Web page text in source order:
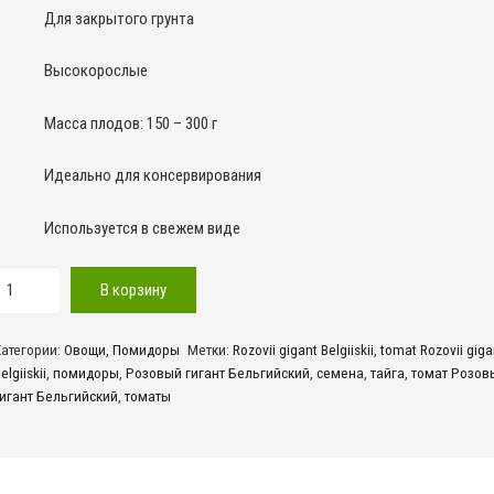
Для закрытого грунта
Высокорослые
Масса плодов: 150 – 300 г
Идеально для консервирования
Используется в свежем виде
Количество
В корзину
Овощи Помидоры Метки:Rozovii gigant Belgiiskii ,tomat Rozovii
помидоры Розовый гигант Бельгийский семена тайга томат
Бельгийский томаты